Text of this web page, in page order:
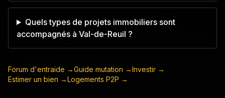
Quels types de projets immobiliers sont
accompagnés à Val-de-Reuil ?
Forum d'entraide →Guide mutation →Investir →
Estimer un bien →Logements P2P →